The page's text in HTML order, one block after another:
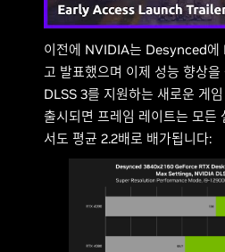
이전에 NVIDIA는 Desynced에
고 발표했으며 이제 성능 향상
DLSS 3를 지원하는 새로운 게
출시되면 프레임 레이트는 모든
서도 평균 2.2배로 배가됩니다: